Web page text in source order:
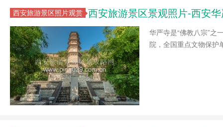
西安旅游景区照片观赏 西安旅游景区景观照片-西安
华严寺是“佛教八宗”之
院，全国重点文物保